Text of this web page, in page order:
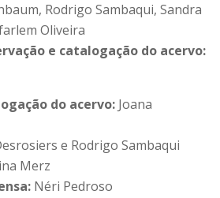
Rodrigo Sambaqui, Sandra
Oliveira
e catalogação do acervo:
do acervo: Joana
e Rodrigo Sambaqui
Merz
Néri Pedroso